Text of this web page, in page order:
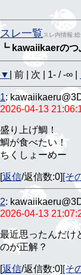
スレ一覧 スレ内情報:
┗ kawaiikaerのつ
▼ | 前 | 次 | 1- / -∞ |
1:
2026-04-13
盛り上げ鯛！
鯛が食べたい！
ちくしょーめー
[返信/返信数:0] [そ
2:
2026-04-13
最近思ったんだけ
のが正解？
[返信/返信数:0] [そ